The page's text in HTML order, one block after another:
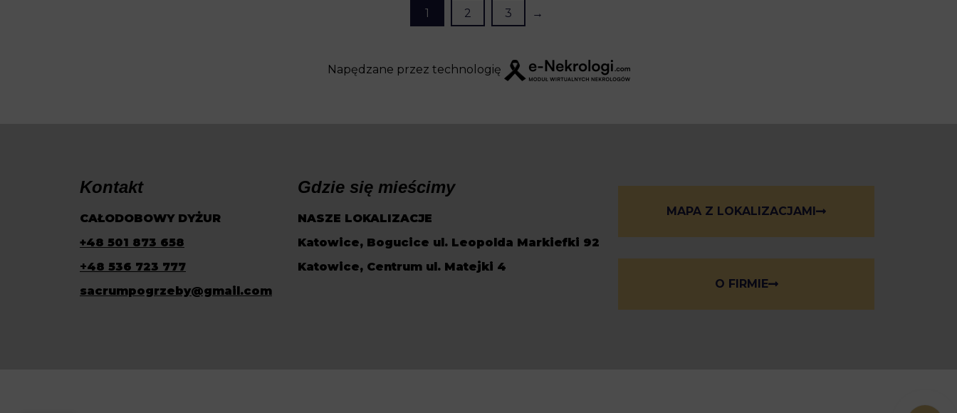
1 2 3 →
Napędzane przez technologię
Kontakt
CAŁODOBOWY DYŻUR
+48 501 873 658
+48 536 723 777
sacrumpogrzeby@gmail.com
Gdzie się mieścimy
NASZE LOKALIZACJE
Katowice, Bogucice ul. Leopolda Markiefki 92
Katowice, Centrum ul. Matejki 4
MAPA Z LOKALIZACJAMI
O FIRMIE